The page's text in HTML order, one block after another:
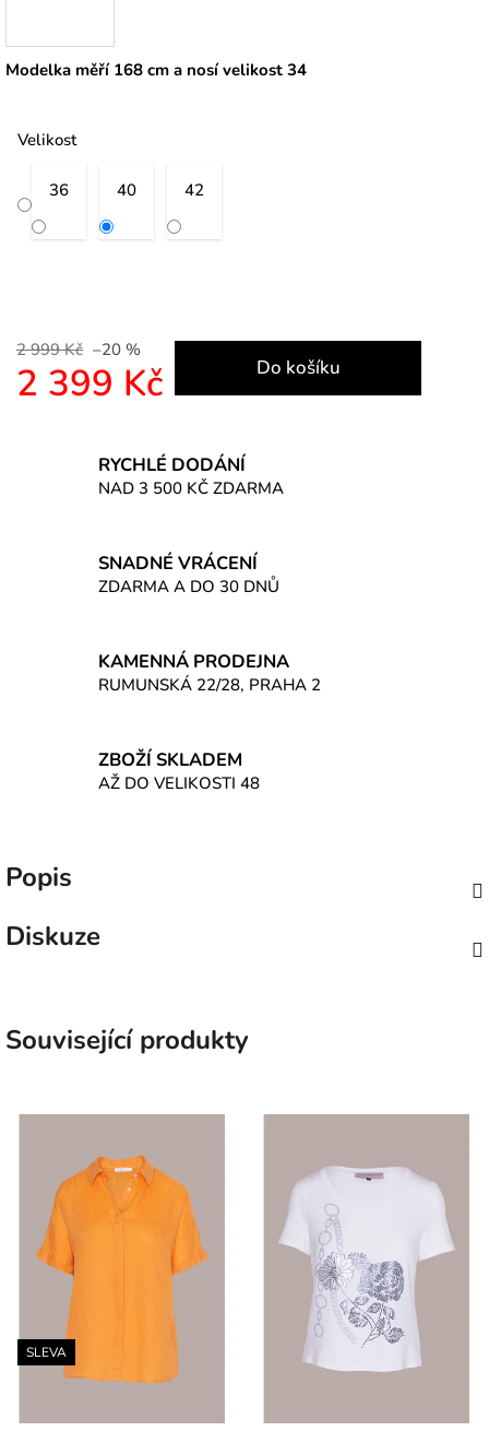
Modelka měří 168 cm a nosí velikost 34
Velikost
36 40 42
2 999 Kč –20 %
2 399 Kč Do košíku
RYCHLÉ DODÁNÍ
NAD 3 500 KČ ZDARMA
SNADNÉ VRÁCENÍ
ZDARMA A DO 30 DNŮ
KAMENNÁ PRODEJNA
RUMUNSKÁ 22/28, PRAHA 2
ZBOŽÍ SKLADEM
AŽ DO VELIKOSTI 48
Popis
Diskuze
Související produkty
SLEVA